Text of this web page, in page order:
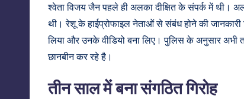
श्वेता विजय जैन पहले ही अलका दीक्षित के संपर्क में थी।
थी। रेशू के हाईप्रोफाइल नेताओं से संबंध होने की
लिया और उनके वीडियो बना लिए। पुलिस के अनुसार अभी
छानबीन कर रहे है।
तीन साल में बना संगठित गिरोह